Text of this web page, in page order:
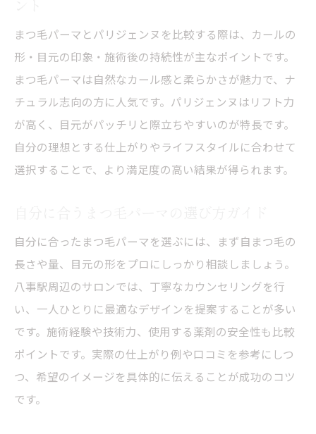
まつ毛パーマとパリジェンヌを比較する際は、カールの
形・目元の印象・施術後の持続性が主なポイントです。
まつ毛パーマは自然なカール感と柔らかさが魅力で、ナ
チュラル志向の方に人気です。パリジェンヌはリフト力
が高く、目元がパッチリと際立ちやすいのが特長です。
自分の理想とする仕上がりやライフスタイルに合わせて
選択することで、より満足度の高い結果が得られます。
自分に合ったまつ毛パーマを選ぶには、まず自まつ毛の
長さや量、目元の形をプロにしっかり相談しましょう。
八事駅周辺のサロンでは、丁寧なカウンセリングを行
い、一人ひとりに最適なデザインを提案することが多い
です。施術経験や技術力、使用する薬剤の安全性も比較
ポイントです。実際の仕上がり例や口コミを参考にしつ
つ、希望のイメージを具体的に伝えることが成功のコツ
です。